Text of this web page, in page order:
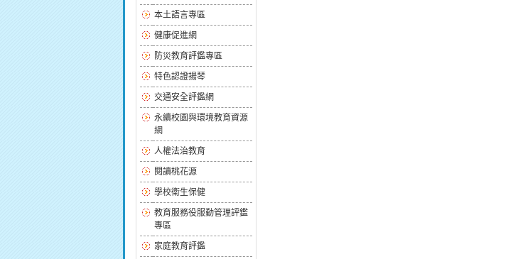
本土語言專區
健康促進網
防災教育評鑑專區
特色認證揚琴
交通安全評鑑網
永續校園與環境教育資源
網
人權法治教育
閱讀桃花源
學校衛生保健
教育服務役服勤管理評鑑
專區
家庭教育評鑑